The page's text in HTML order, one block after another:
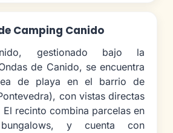
Camping Canido
gestionado bajo la
de Canido, se encuentra
de playa en el barrio de
con vistas directas
El recinto combina parcelas en
y cuenta con